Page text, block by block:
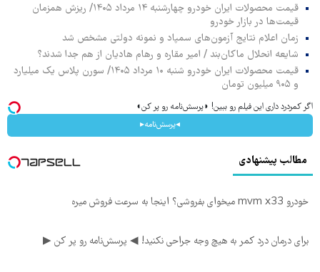
قیمت محصولات ایران خودرو چهارشنبه ۱۴ مرداد ۱۴۰۵/ ریزش همزمان
قیمت‌ها در بازار خودرو
زمان اعلام نتایج آزمون‌های سمپاد و نمونه دولتی مشخص شد
شایعه انحلال ماکان‌بند / امیر مقاره و رهام هادیان از هم جدا شدند؟
قیمت محصولات ایران خودرو شنبه ۱۰ مرداد ۱۴۰۵/ سورن پلاس یک میلیارد
و ۹۰۵ میلیون تومان
اگر کمردرد داری این فیلم رو ببین! ◗پرسش‌نامه رو پر کن◖
◂پرسش‌نامه▸
مطالب پیشنهادی
خودرو mvm x33 میخوای بفروشی؟ اینجا به سرعت فروش میره
برای درمان درد کمر به هیچ وجه جراحی نکنید! ◀ پرسش‌نامه رو پر کن ▶